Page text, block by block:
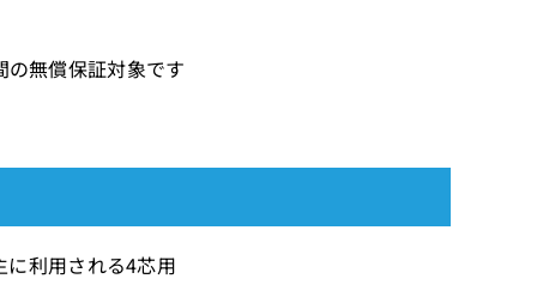
無償保証対象です
利用される4芯用